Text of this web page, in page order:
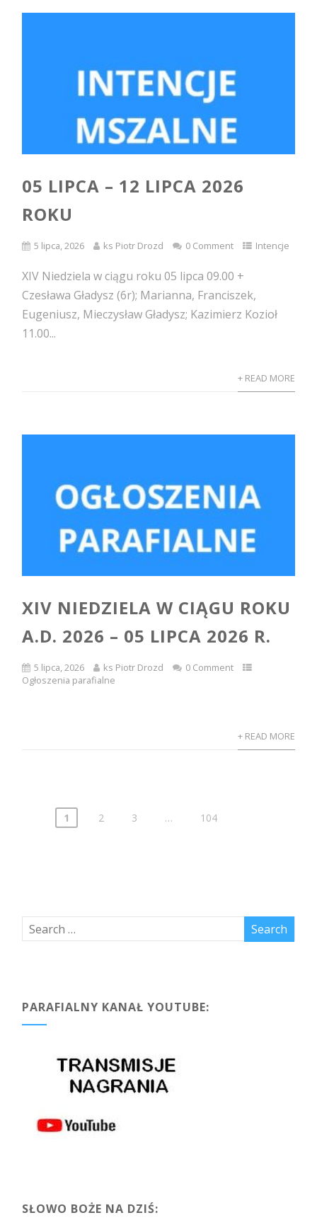
05 LIPCA – 12 LIPCA 2026
ROKU
5 lipca, 2026 ks Piotr Drozd 0 Comment Intencje
XIV Niedziela w ciągu roku 05 lipca 09.00 +
Czesława Gładysz (6r); Marianna, Franciszek,
Eugeniusz, Mieczysław Gładysz; Kazimierz Kozioł
11.00...
+ READ MORE
XIV NIEDZIELA W CIĄGU ROKU
A.D. 2026 – 05 LIPCA 2026 R.
5 lipca, 2026 ks Piotr Drozd
0 Comment
Ogłoszenia parafialne
+ READ MORE
Nawigacja
1 2 3 … 104
PARAFIALNY KANAŁ YOUTUBE:
SŁOWO BOŻE NA DZIŚ: